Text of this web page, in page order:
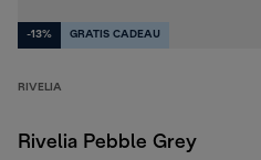
-13% GRATIS CADEAU
RIVELIA
Rivelia Pebble Grey